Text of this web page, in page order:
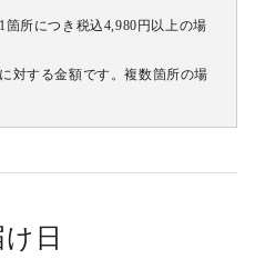
所につき税込4,980円以上の場
対する金額です。複数箇所の場
日